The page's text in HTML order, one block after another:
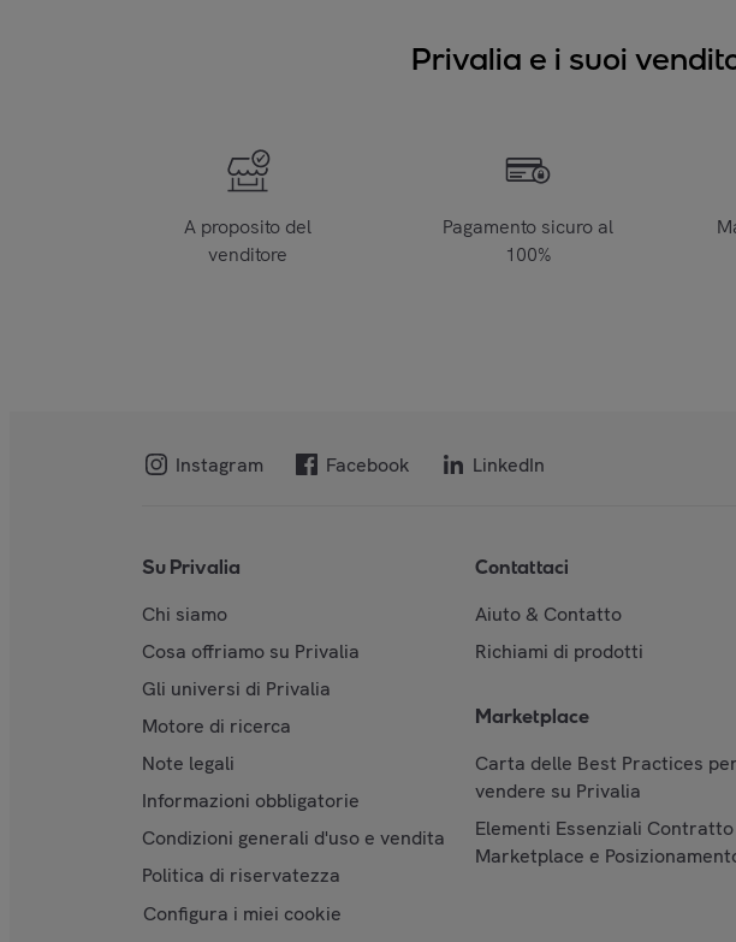
Privalia e i suoi
A proposito del
venditore
Pagamento sicuro al
100%
Instagram Facebook LinkedIn
Su Privalia
Chi siamo
Cosa offriamo su Privalia
Gli universi di Privalia
Motore di ricerca
Note legali
Informazioni obbligatorie
Condizioni generali d'uso e vendita
Politica di riservatezza
Configura i miei cookie
Contattaci
Aiuto & Contatto
Richiami di prodotti
Marketplace
Carta delle Best Practices per
vendere su Privalia
Elementi Essenziali Contratto
Marketplace e